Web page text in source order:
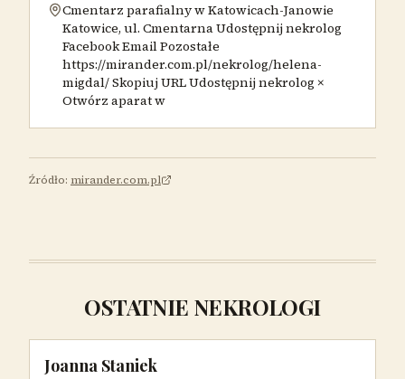
Cmentarz parafialny w Katowicach-Janowie
Katowice, ul. Cmentarna Udostępnij nekrolog
Facebook Email Pozostałe
https://mirander.com.pl/nekrolog/helena-
migdal/ Skopiuj URL Udostępnij nekrolog ×
Otwórz aparat w
Źródło: mirander.com.pl
OSTATNIE NEKROLOGI
Joanna Staniek